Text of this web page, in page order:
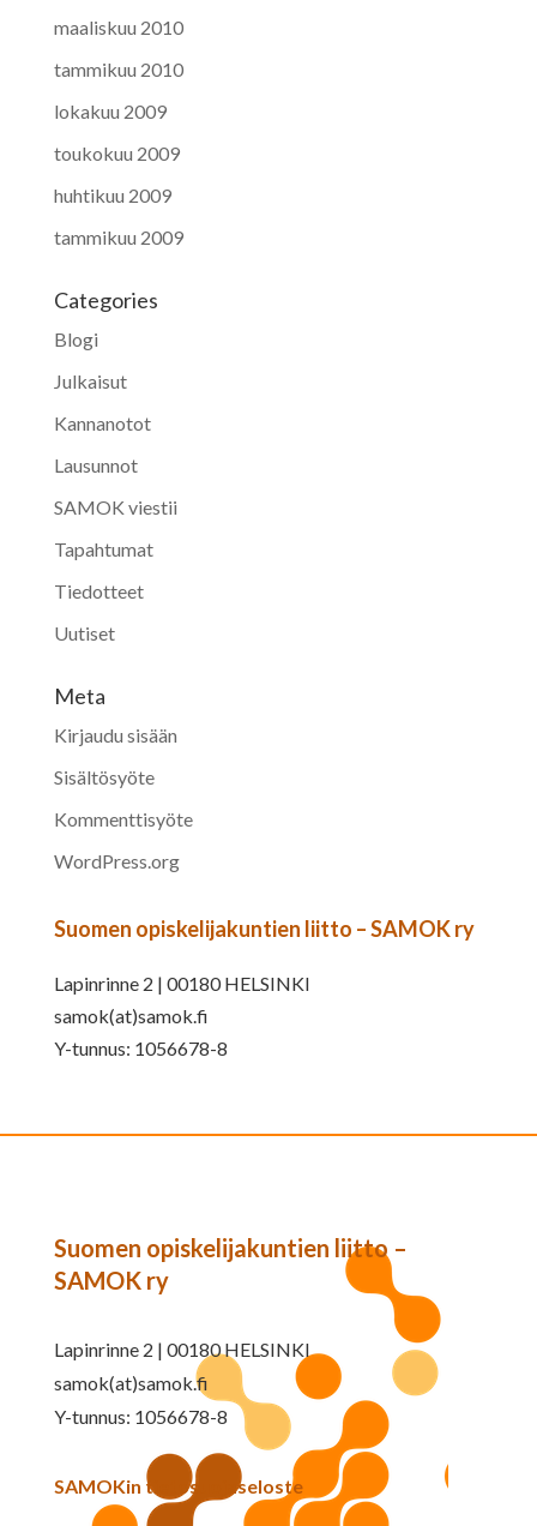
maaliskuu 2010
tammikuu 2010
lokakuu 2009
toukokuu 2009
huhtikuu 2009
tammikuu 2009
Categories
Blogi
Julkaisut
Kannanotot
Lausunnot
SAMOK viestii
Tapahtumat
Tiedotteet
Uutiset
Meta
Kirjaudu sisään
Sisältösyöte
Kommenttisyöte
WordPress.org
Suomen opiskelijakuntien liitto – SAMOK ry
Lapinrinne 2 | 00180 HELSINKI
samok(at)samok.fi
Y-tunnus: 1056678-8
Suomen opiskelijakuntien liitto –
SAMOK ry
Lapinrinne 2 | 00180 HELSINKI
samok(at)samok.fi
Y-tunnus: 1056678-8
SAMOKin tietosuojaseloste